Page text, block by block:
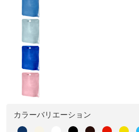
カラーバリエーション